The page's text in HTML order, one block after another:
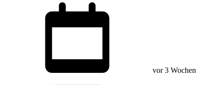
vor 3 Wochen